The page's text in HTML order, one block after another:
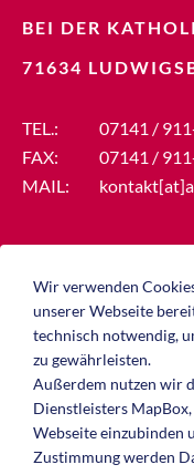
BEI DER
71634
TEL.:
07141 /
FAX:
07141 /
MAIL:
Wir verwenden
unserer Webseite
technisch notwendig,
zu gewährleisten.
Außerdem nutzen wir
Dienstleisters
Webseite einzubinden
Zustimmung werden